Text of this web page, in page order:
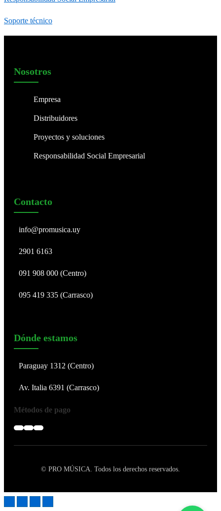
Soporte técnico
Nosotros
Empresa
Distribuidores
Proyectos y soluciones
Responsabilidad Social Empresarial
Contacto
info@promusica.uy
2901 6163
091 908 000 (Centro)
095 419 335 (Carrasco)
Dónde estamos
Paraguay 1312 (Centro)
Av. Italia 6391 (Carrasco)
Métodos de pago
© PRO MÚSICA. Todos los derechos reservados.